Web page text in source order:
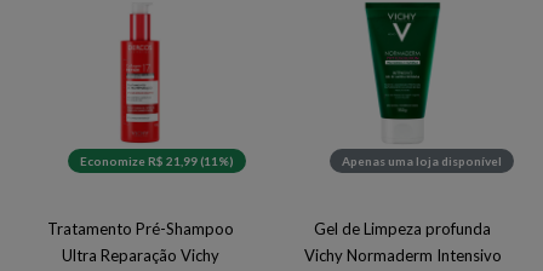
Economize R$ 21,99 (11%)
Tratamento Pré-Shampoo
Ultra Reparação Vichy
Apenas uma loja disponível
Gel de Limpeza profunda
Vichy Normaderm Intensivo